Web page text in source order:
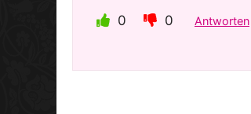
0 0 Antworten